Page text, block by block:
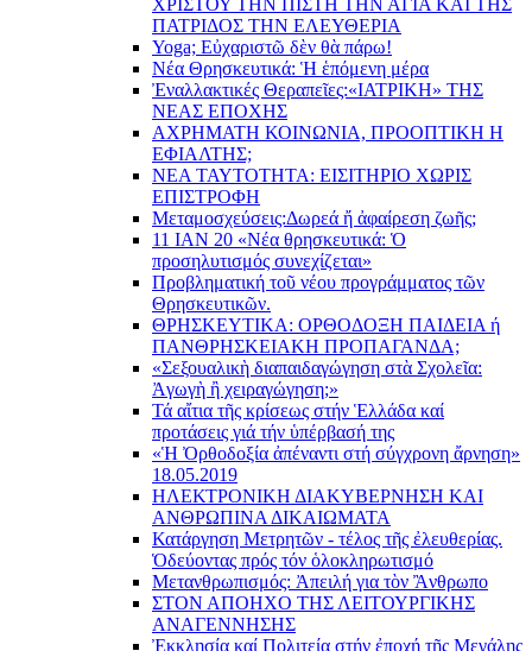
ΠΑΤΡΙΔΟΣ ΤΗΝ ΕΛΕΥΘΕΡΙΑ
Yoga; Εὐχαριστῶ δὲν θὰ πάρω!
Νέα Θρησκευτικά: Ἡ ἑπόμενη μέρα
Ἐναλλακτικές Θεραπεῖες:«ΙΑΤΡΙΚΗ» ΤΗΣ
ΝΕΑΣ ΕΠΟΧΗΣ
ΑΧΡΗΜΑΤΗ ΚΟΙΝΩΝΙΑ, ΠΡΟΟΠΤΙΚΗ Η
ΕΦΙΑΛΤΗΣ;
ΝΕΑ ΤΑΥΤΟΤΗΤΑ: ΕΙΣΙΤΗΡΙΟ ΧΩΡΙΣ
ΕΠΙΣΤΡΟΦΗ
Μεταμοσχεύσεις:Δωρεά ἤ ἀφαίρεση ζωῆς;
11 ΙΑΝ 20 «Νέα θρησκευτικά: Ὁ
προσηλυτισμός συνεχίζεται»
Προβληματική τοῦ νέου προγράμματος τῶν
Θρησκευτικῶν.
ΘΡΗΣΚΕΥΤΙΚΑ: ΟΡΘΟΔΟΞΗ ΠΑΙΔΕΙΑ ή
ΠΑΝΘΡΗΣΚΕΙΑΚΗ ΠΡΟΠΑΓΑΝΔΑ;
«Σεξουαλικὴ διαπαιδαγώγηση στὰ Σχολεῖα:
Ἀγωγὴ ἢ χειραγώγηση;»
Τά αἴτια τῆς κρίσεως στήν Ἑλλάδα καί
προτάσεις γιά τήν ὑπέρβασή της
«Ἡ Ὀρθοδοξία ἀπέναντι στή σύγχρονη ἄρνηση»
18.05.2019
ΗΛΕΚΤΡΟΝΙΚΗ ΔΙΑΚΥΒΕΡΝΗΣΗ ΚΑΙ
ΑΝΘΡΩΠΙΝΑ ΔΙΚΑΙΩΜΑΤΑ
Κατάργηση Μετρητῶν - τέλος τῆς ἐλευθερίας.
Ὁδεύοντας πρός τόν ὁλοκληρωτισμό
Μετανθρωπισμός: Ἀπειλή για τὸν Ἂνθρωπο
ΣΤΟΝ ΑΠΟΗΧΟ ΤΗΣ ΛΕΙΤΟΥΡΓΙΚΗΣ
ΑΝΑΓΕΝΝΗΣΗΣ
Ἐκκλησία καί Πολιτεία στήν ἐποχή τῆς Μεγάλης